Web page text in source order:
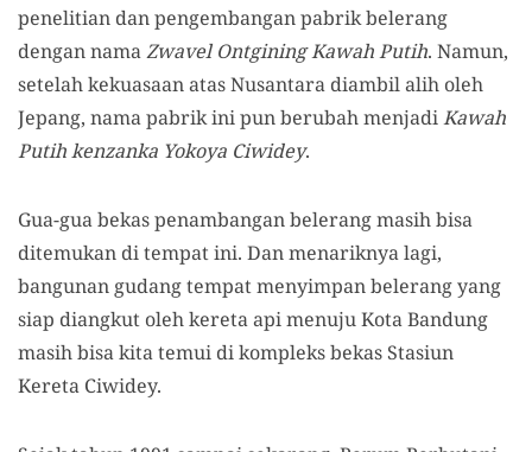
penelitian dan pengembangan pabrik belerang
dengan namaZwavel Ontgining Kawah Putih. Namun,
setelah kekuasaanatas Nusantara diambil alih oleh
Jepang, namapabrikini pun berubah menjadiKawah
Putih kenzanka Yokoya Ciwidey.
Gua-gua bekas penambangan belerang masih bisa
ditemukan di tempat ini. Dan menariknya lagi,
bangunan gudangtempat menyimpanbelerang yang
siap diangkut oleh kereta api menuju Kota Bandung
masih bisa kita temui di kompleksbekas Stasiun
Kereta Ciwidey.